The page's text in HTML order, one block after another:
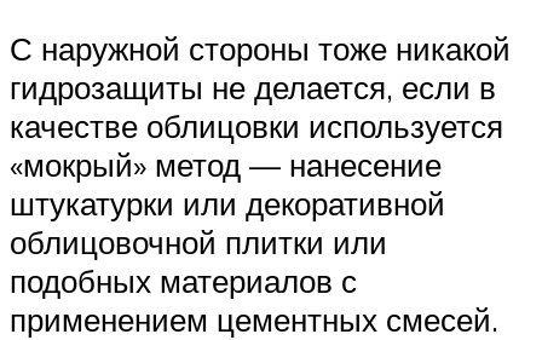
С наружной стороны тоже никакой
гидрозащиты не делается, если в
качестве облицовки используется
«мокрый» метод — нанесение
штукатурки или декоративной
облицовочной плитки или
подобных материалов с
применением цементных смесей.